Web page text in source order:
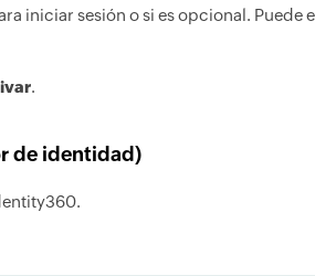
iniciar sesión o si es opcional. Puede
.
de identidad)